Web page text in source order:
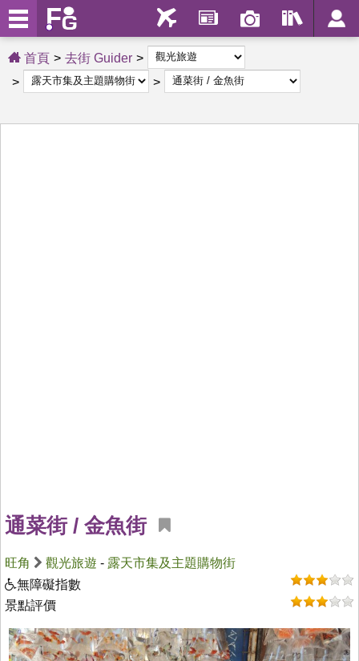
首頁 去街 Guider
通菜街 / 金魚街
旺角 觀光旅遊 - 露天市集及主題購物街
無障礙指數
景點評價